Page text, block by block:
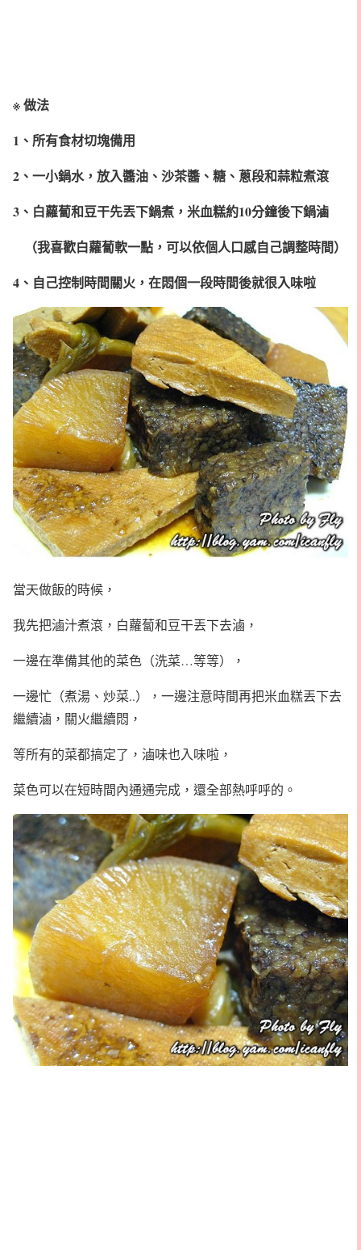
※ 做法
1、所有食材切塊備用
2、一小鍋水，放入醬油、沙茶醬、糖、蔥段和蒜粒煮滾
3、白蘿蔔和豆干先丟下鍋煮，米血糕約10分鐘後下鍋滷
（我喜歡白蘿蔔軟一點，可以依個人口感自己調整時間）
4、自己控制時間關火，在悶個一段時間後就很入味啦
當天做飯的時候，
我先把滷汁煮滾，白蘿蔔和豆干丟下去滷，
一邊在準備其他的菜色（洗菜…等等），
一邊忙（煮湯、炒菜..），一邊注意時間再把米血糕丟下去
繼續滷，關火繼續悶，
等所有的菜都搞定了，滷味也入味啦，
菜色可以在短時間內通通完成，還全部熱呼呼的。